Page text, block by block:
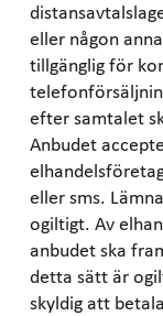
eller någon
tillgänglig för
efter samtalet
Anbudet
eller sms.
ogiltigt. Av
anbudet ska
detta sätt är
skyldig att